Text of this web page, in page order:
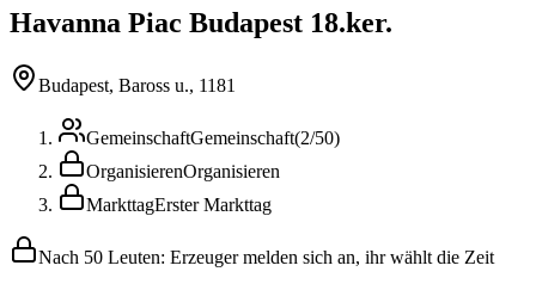
Havanna Piac Budapest 18.ker.
Budapest, Baross u., 1181
GemeinschaftGemeinschaft(2/50)
OrganisierenOrganisieren
MarkttagErster Markttag
Nach 50 Leuten: Erzeuger melden sich an, ihr wählt die Zeit